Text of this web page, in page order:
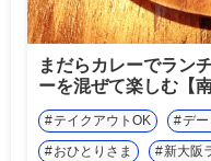
まだらカレーでラン
ーを混ぜて楽しむ【
テイクアウトOK デー
おひとりさま
新大阪